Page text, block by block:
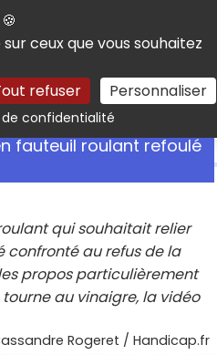
ceux que vous souhaitez
refuser Personnaliser
de confidentialitéRechercher
fauteuil roulant refoulé
qui souhaitait relier
confronté au refus de la
propos particulièrement
au vinaigre, la vidéo
Rogeret / Handicap.fr